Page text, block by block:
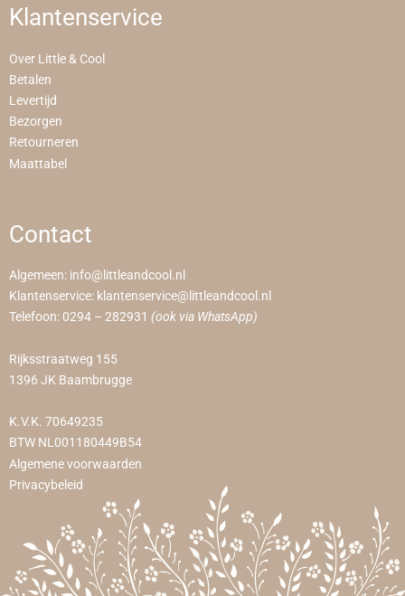
Klantenservice
Over Little & Cool
Betalen
Levertijd
Bezorgen
Retourneren
Maattabel
Contact
Algemeen: info@littleandcool.nl
Klantenservice: klantenservice@littleandcool.nl
Telefoon: 0294 – 282931 (ook via WhatsApp)
Rijksstraatweg 155
1396 JK Baambrugge
K.V.K. 70649235
BTW NL001180449B54
Algemene voorwaarden
Privacybeleid